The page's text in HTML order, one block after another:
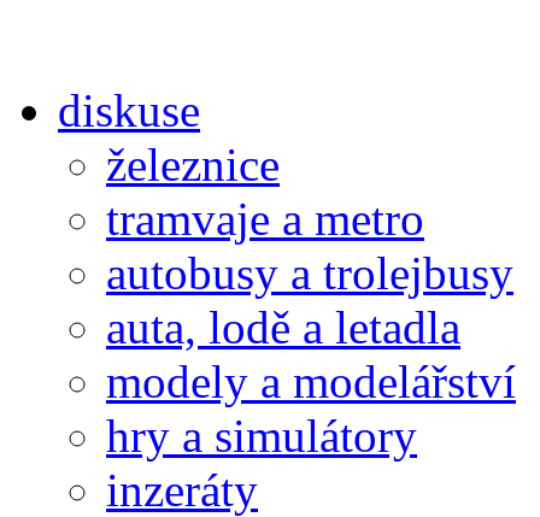
diskuse
železnice
tramvaje a metro
autobusy a trolejbusy
auta, lodě a letadla
modely a modelářství
hry a simulátory
inzeráty